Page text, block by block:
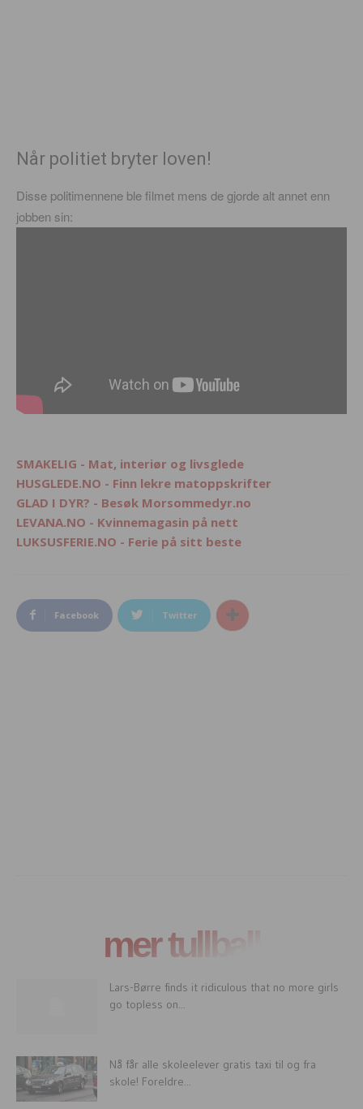
Når politiet bryter loven!
Disse politimennene ble filmet mens de gjorde alt annet enn
jobben sin:
SMAKELIG - Mat, interiør og livsglede
HUSGLEDE.NO - Finn lekre matoppskrifter
GLAD I DYR? - Besøk Morsommedyr.no
LEVANA.NO - Kvinnemagasin på nett
LUKSUSFERIE.NO - Ferie på sitt beste
Facebook Twitter
mer tullball
Lars-Børre finds it ridiculous that no more girls
go topless on...
Nå får alle skoleelever gratis taxi til og fra
skole! Foreldre...